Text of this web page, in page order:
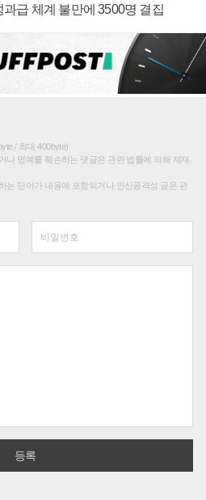
과급 체계 불만에 3500명 결집
/ 최대 400byte)
나 명예를 훼손하는 댓글은 관련 법률에 의해 제재
는 단어가 내용에 포함되거나 인신공격성 글은 관